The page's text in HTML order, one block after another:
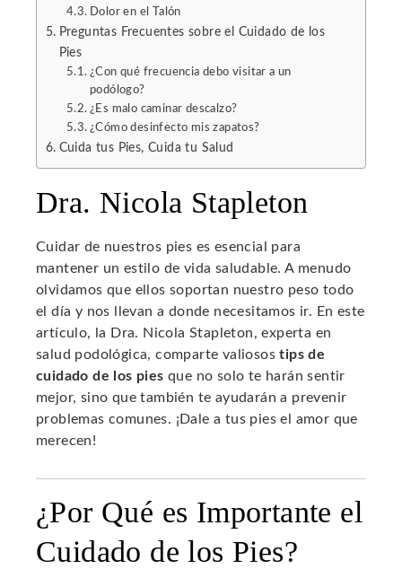
Dolor en el Talón
Preguntas Frecuentes sobre el Cuidado de los
Pies
¿Con qué frecuencia debo visitar a un
podólogo?
¿Es malo caminar descalzo?
¿Cómo desinfecto mis zapatos?
Cuida tus Pies, Cuida tu Salud
Dra. Nicola Stapleton
Cuidar de nuestros pies es esencial para
mantener un estilo de vida saludable. A menudo
olvidamos que ellos soportan nuestro peso todo
el día y nos llevan a donde necesitamos ir. En este
artículo, la Dra. Nicola Stapleton, experta en
salud podológica, comparte valiosostips de
cuidado de los pies que no solo te harán sentir
mejor, sino que también te ayudarán a prevenir
problemas comunes. ¡Dale a tus pies el amor que
merecen!
¿Por Qué es Importante el
Cuidado de los Pies?